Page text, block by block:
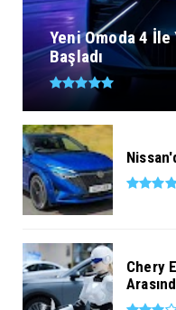
Yeni Omoda 4 İle
Başladı
Chery